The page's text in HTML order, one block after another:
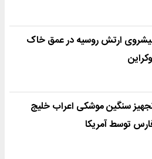
ارتش روسیه در عمق خاک
سنگین موشکی اعراب خلیج
توسط آمریکا